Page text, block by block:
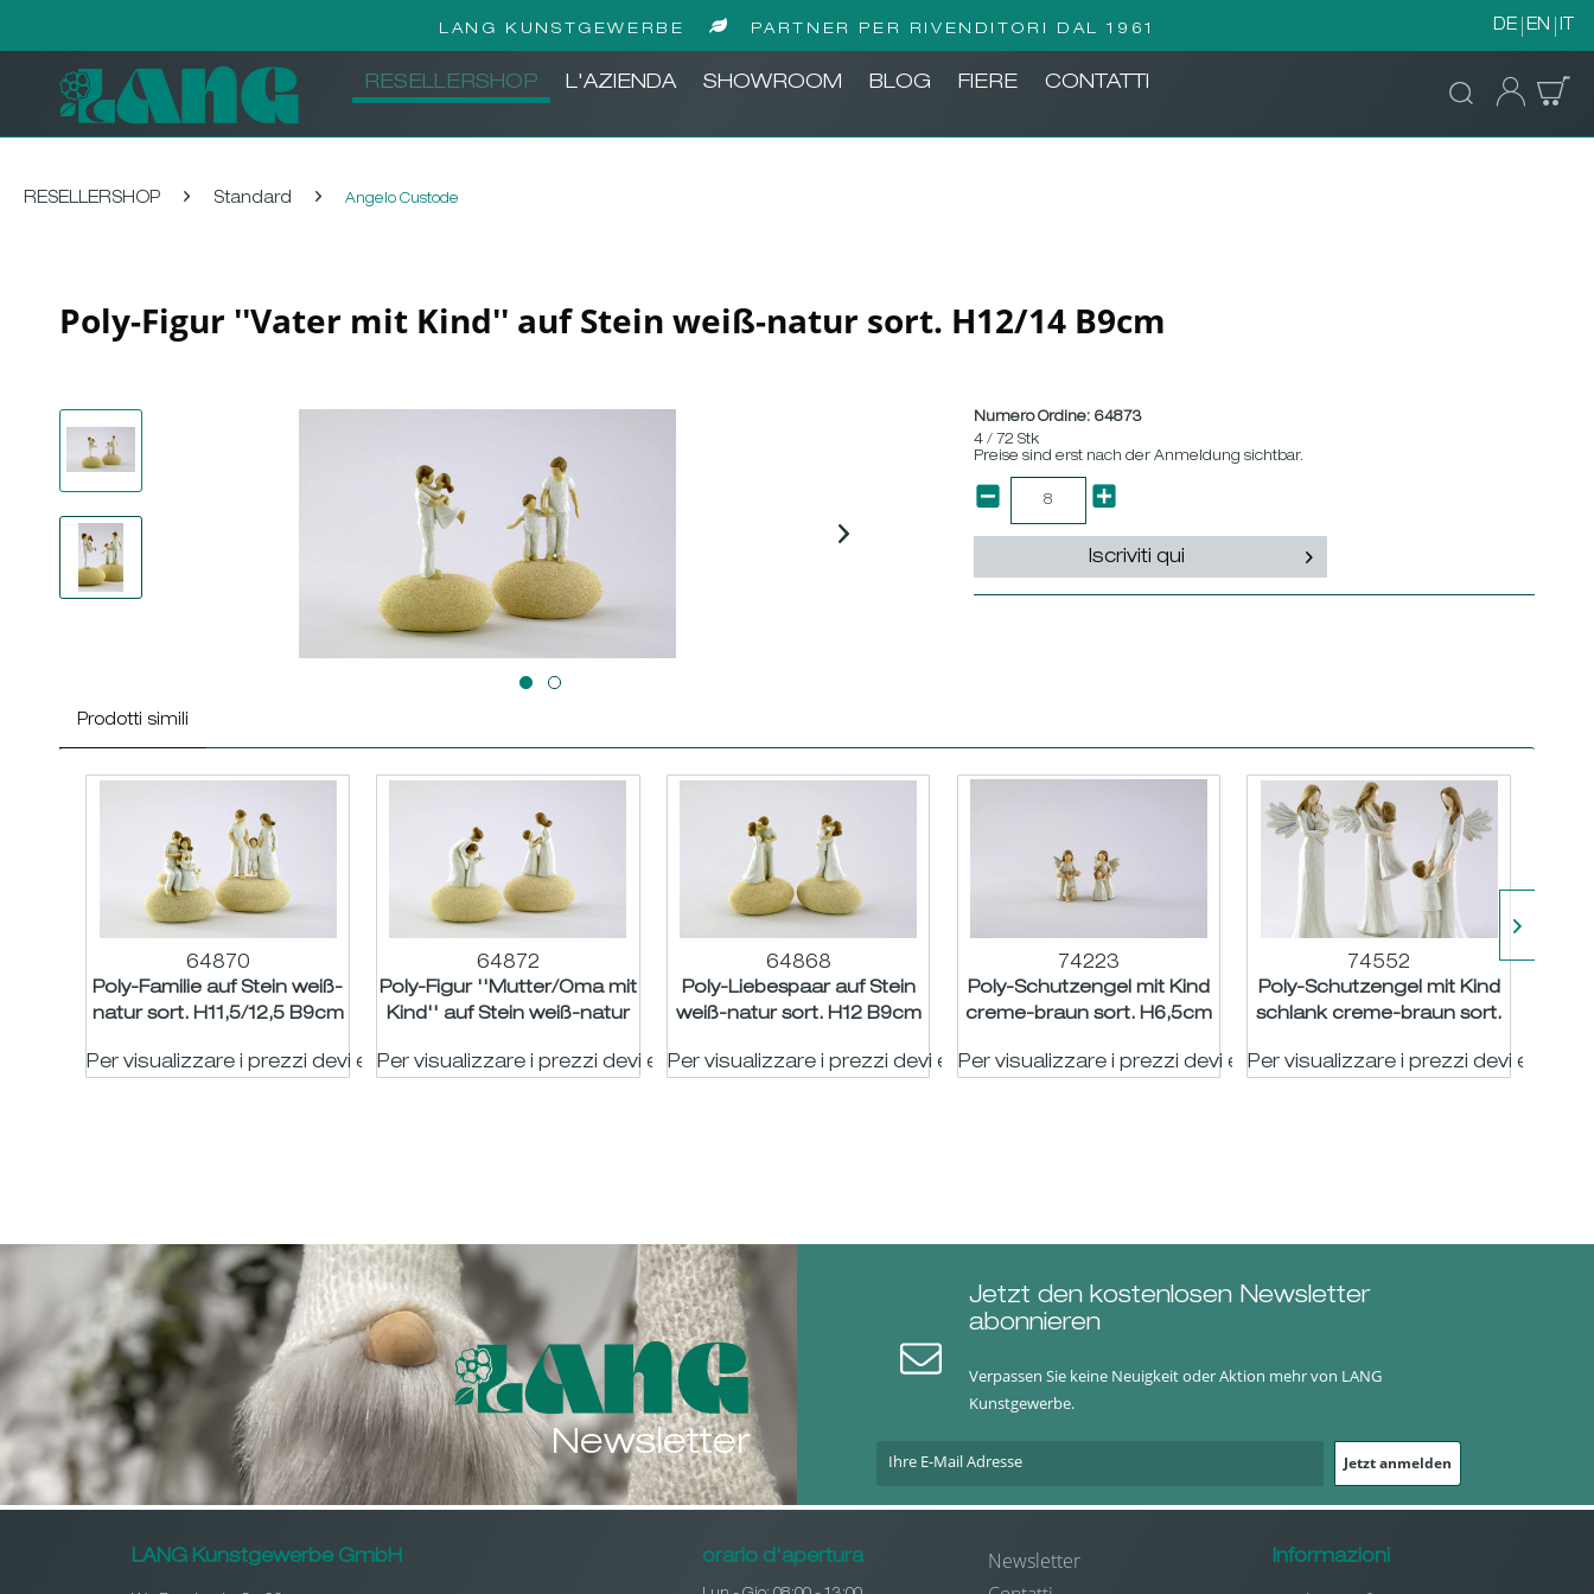
LANG KUNSTGEWERBE PARTNER PER RIVENDITORI DAL 1961 DE EN IT
RESELLERSHOP L'AZIENDA SHOWROOM BLOG FIERE CONTATTI
RESELLERSHOP Standard Angelo Custode
Poly-Figur ''Vater mit Kind'' auf Stein weiß-natur sort. H12/14 B9cm
Numero Ordine: 64873
4 / 72 Stk
Preise sind erst nach der Anmeldung sichtbar.
Iscriviti qui
Prodotti simili
64870
Poly-Familie auf Stein weiß-
natur sort. H11,5/12,5 B9cm
Per visualizzare i prezzi devi essere registrato
64872
Poly-Figur ''Mutter/Oma mit
Kind'' auf Stein weiß-natur
Per visualizzare i prezzi devi essere registrato
64868
Poly-Liebespaar auf Stein
weiß-natur sort. H12 B9cm
Per visualizzare i prezzi devi essere registrato
74223
Poly-Schutzengel mit Kind
creme-braun sort. H6,5cm
Per visualizzare i prezzi devi essere registrato
74552
Poly-Schutzengel mit Kind
schlank creme-braun sort.
Per visualizzare i prezzi devi essere
Newsletter
Jetzt den kostenlosen Newsletter
abonnieren
Verpassen Sie keine Neuigkeit oder Aktion mehr von LANG
Kunstgewerbe.
Jetzt anmelden
LANG Kunstgewerbe GmbH orario d'apertura
Newsletter
Informazioni